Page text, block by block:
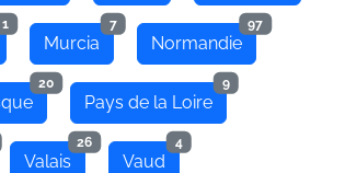
1
Murcia
7
Normandie
97
20
Pays de la Loire
9
Valais
26
Vaud
4